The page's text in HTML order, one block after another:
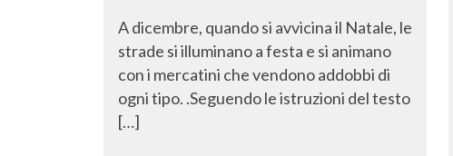
A dicembre, quando si avvicina il Natale, le
strade si illuminano a festa e si animano
con i mercatini che vendono addobbi di
ogni tipo. .Seguendo le istruzioni del testo
[…]